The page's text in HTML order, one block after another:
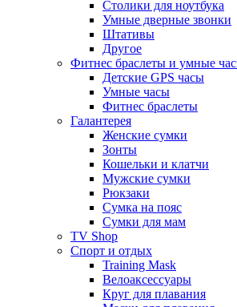
Столики для ноутбука
Умные дверные звонки
Штативы
Другое
Фитнес браслеты и умные
Детские GPS часы
Умные часы
Фитнес браслеты
Галантерея
Женские сумки
Зонты
Кошельки и клатчи
Мужские сумки
Рюкзаки
Сумка на пояс
Сумки для мам
TV Shop
Спорт и отдых
Training Mask
Велоаксессуары
Круг для плавания